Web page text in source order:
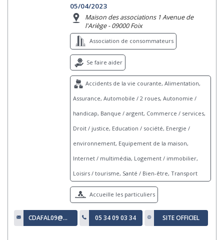
05/04/2023
Maison des associations 1 Avenue de
l'Ariège - 09000 Foix
Association de consommateurs
Se faire aider
Accidents de la vie courante, Alimentation,
Assurance, Automobile / 2 roues, Autonomie /
handicap, Banque / argent, Commerce / services,
Droit / justice, Education / société, Energie /
environnement, Equipement de la maison,
Internet / multimédia, Logement / immobilier,
Loisirs / tourisme, Santé / Bien-être, Transport
Accueille les particuliers
CDAFAL09@ORANGE.FR 05 34 09 03 34 SITE OFFICIEL